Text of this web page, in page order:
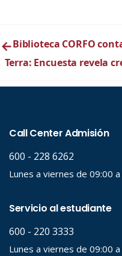
←Biblioteca CORFO
Terra: Encuesta revela